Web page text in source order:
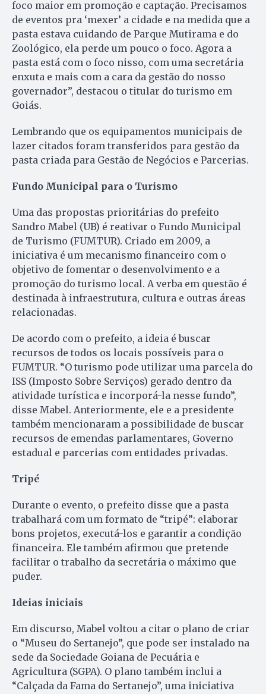
foco maior em promoção e captação. Precisamos
de eventos pra ‘mexer’ a cidade e na medida que a
pasta estava cuidando de Parque Mutirama e do
Zoológico, ela perde um pouco o foco. Agora a
pasta está com o foco nisso, com uma secretária
enxuta e mais com a cara da gestão do nosso
governador”, destacou o titular do turismo em
Goiás.
Lembrando que os equipamentos municipais de
lazer citados foram transferidos para gestão da
pasta criada para Gestão de Negócios e Parcerias.
Fundo Municipal para o Turismo
Uma das propostas prioritárias do prefeito
Sandro Mabel (UB) é reativar o Fundo Municipal
de Turismo (FUMTUR). Criado em 2009, a
iniciativa é um mecanismo financeiro com o
objetivo de fomentar o desenvolvimento e a
promoção do turismo local. A verba em questão é
destinada à infraestrutura, cultura e outras áreas
relacionadas.
De acordo com o prefeito, a ideia é buscar
recursos de todos os locais possíveis para o
FUMTUR. “O turismo pode utilizar uma parcela do
ISS (Imposto Sobre Serviços) gerado dentro da
atividade turística e incorporá-la nesse fundo”,
disse Mabel. Anteriormente, ele e a presidente
também mencionaram a possibilidade de buscar
recursos de emendas parlamentares, Governo
estadual e parcerias com entidades privadas.
Tripé
Durante o evento, o prefeito disse que a pasta
trabalhará com um formato de “tripé”: elaborar
bons projetos, executá-los e garantir a condição
financeira. Ele também afirmou que pretende
facilitar o trabalho da secretária o máximo que
puder.
Ideias iniciais
Em discurso, Mabel voltou a citar o plano de criar
o “Museu do Sertanejo”, que pode ser instalado na
sede da Sociedade Goiana de Pecuária e
Agricultura (SGPA). O plano também inclui a
“Calçada da Fama do Sertanejo”, uma iniciativa